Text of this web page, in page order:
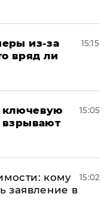
из-за
вряд ли
15:15
ключевую
взрывают
15:05
кому
заявление в
15:02